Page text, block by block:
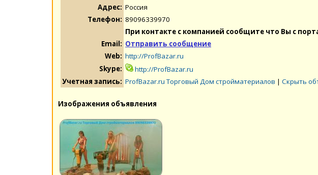
Адрес: Россия
Телефон: 89096339970
При контакте с компанией сообщите что Вы с
Email: Отправить сообщение
Web: http://ProfBazar.ru
Skype:
http://ProfBazar.ru
Учетная запись: ProfBazar.ru Торговый Дом стройматериалов | Скрыть
Изображения объявления